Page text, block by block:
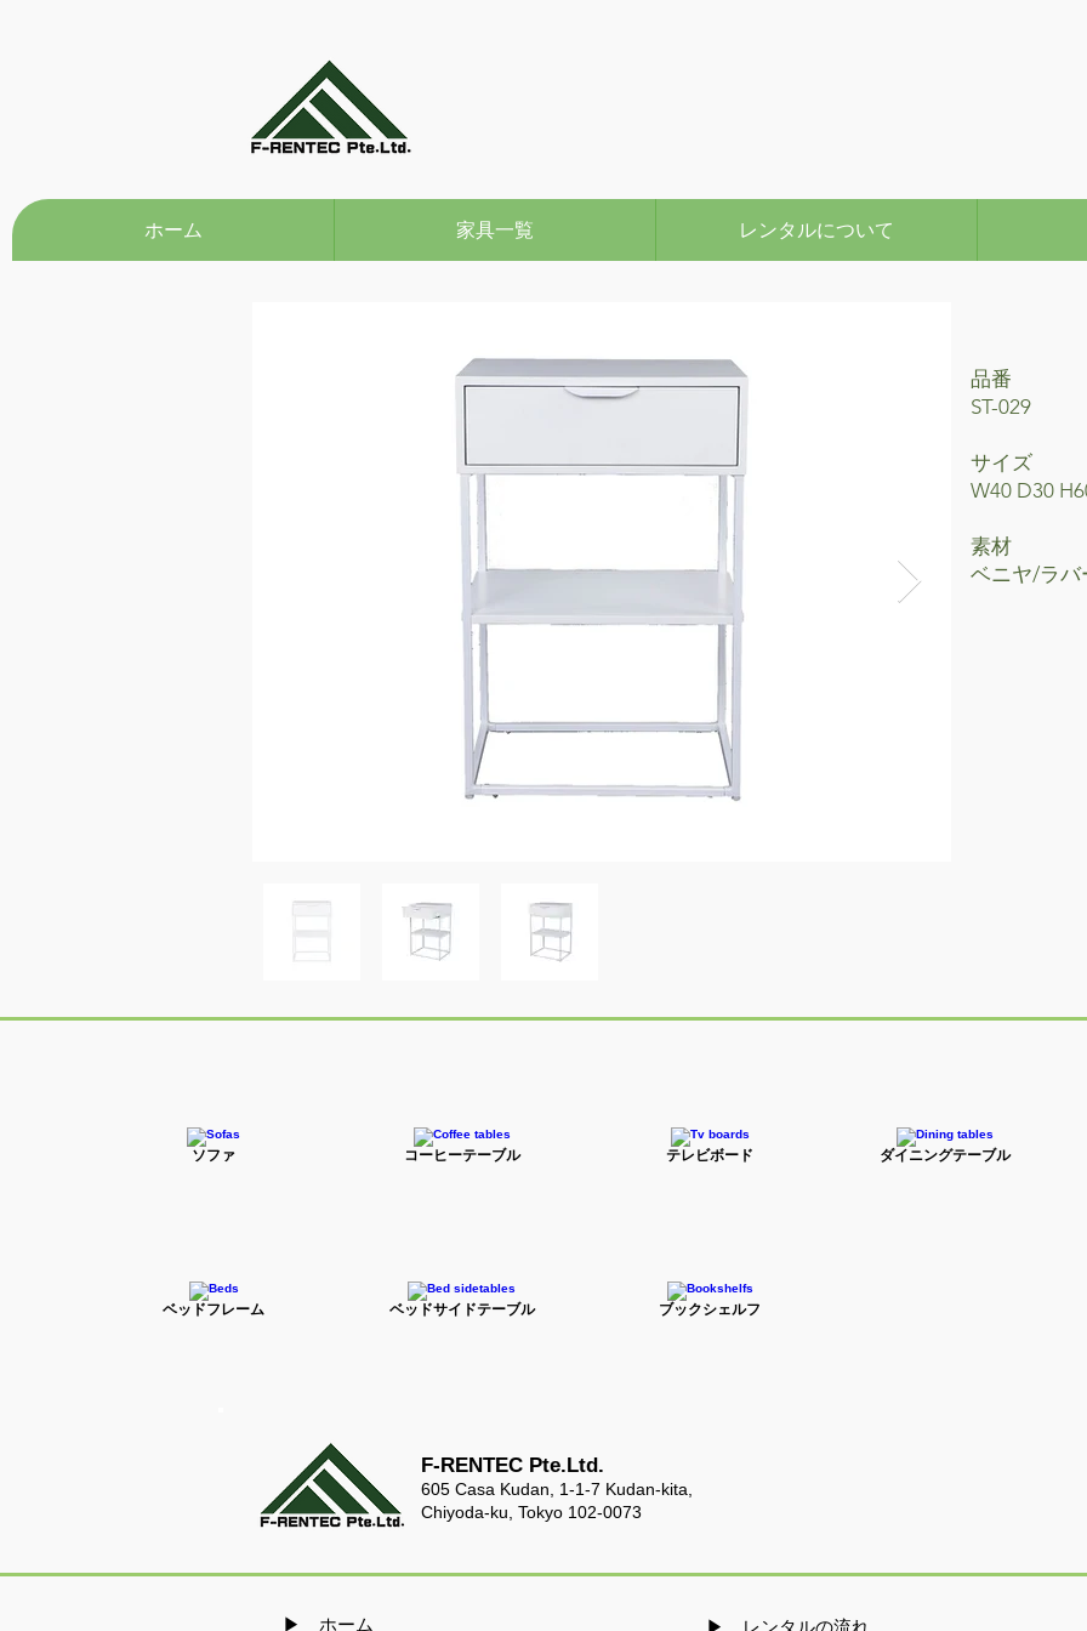
ホーム 家具一覧 レンタルについて
品番
ST-029
サイズ
W40 D30
素材
ベニヤ/ラバ
ソファ コーヒーテーブル テレビボード ダイニングテーブル
ベッドフレーム ベッドサイドテーブル ブックシェルフ
F-RENTEC Pte.Ltd.
605 Casa Kudan, 1-1-7 Kudan-kita,
Chiyoda-ku, Tokyo 102-0073
​▶ ホーム ​▶ レンタルの流れ